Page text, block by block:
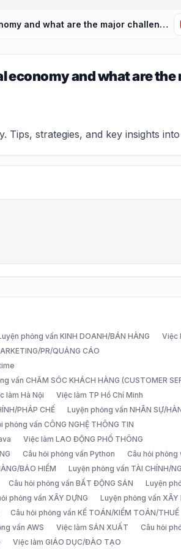
How do you evaluate the current state of the global economy and what are the major challenges it is facing?
economy and what are the
Tips, strategies, and key insights
phỏng vấn KINH DOANH/BÁN HÀNG
Việc
PR/QUẢNG CÁO
vấn CHĂM SÓC KHÁCH HÀNG (CUSTOMER
làm Hà Nội
Việc làm TP Hồ Chí Minh
PHÁP CHẾ
Luyện phỏng vấn NHÂN SỰ/
phỏng vấn CÔNG NGHỆ THÔNG TIN
Việc làm LAO ĐỘNG PHỔ THÔNG
Câu hỏi phỏng vấn Python
Câu hỏi phỏng
BẢO HIỂM
Luyện phỏng vấn TÀI CHÍNH/
Câu hỏi phỏng vấn BẤT ĐỘNG SẢN
Luyện
phỏng vấn XÂY DỰNG
Luyện phỏng vấn XÂY
Câu hỏi phỏng vấn KẾ TOÁN/KIỂM TOÁN/THUẾ
vấn AWS Việc làm SẢN XUẤT
Câu hỏi
Việc làm GIÁO DỤC/ĐÀO TẠO